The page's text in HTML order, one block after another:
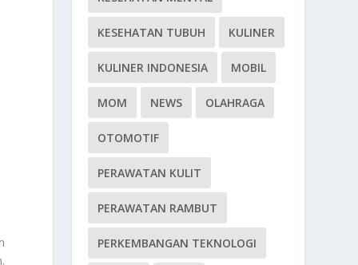
KESEHATAN TUBUH KULINER
KULINER INDONESIA MOBIL
MOM NEWS OLAHRAGA
OTOMOTIF
PERAWATAN KULIT
PERAWATAN RAMBUT
PERKEMBANGAN TEKNOLOGI